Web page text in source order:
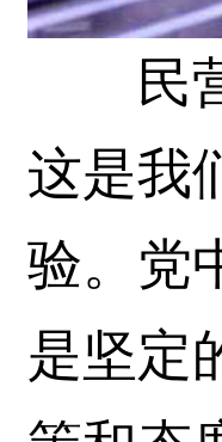
民营
这是我
验。党
是坚定